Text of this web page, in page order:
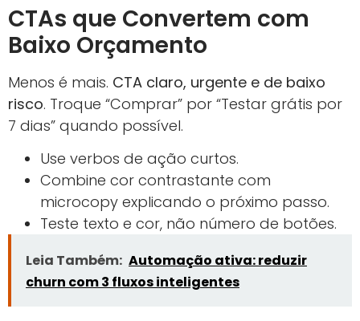
CTAs que Convertem com
Baixo Orçamento
Menos é mais. CTA claro, urgente e de baixo
risco. Troque “Comprar” por “Testar grátis por
7 dias” quando possível.
Use verbos de ação curtos.
Combine cor contrastante com
microcopy explicando o próximo passo.
Teste texto e cor, não número de botões.
Leia Também: Automação ativa: reduzir
churn com 3 fluxos inteligentes